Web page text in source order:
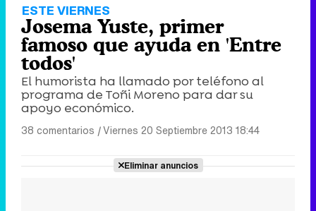
ESTE VIERNES
Josema Yuste, primer
famoso que ayuda en 'Entre
todos'
El humorista ha llamado por teléfono al
programa de Toñi Moreno para dar su
apoyo económico.
38 comentarios |Viernes 20 Septiembre 2013 18:44
Eliminar anuncios